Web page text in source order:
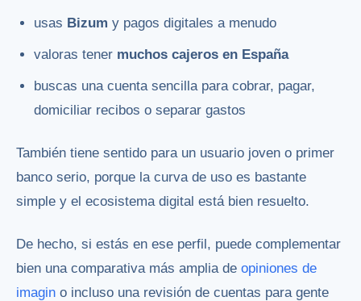
usas Bizum y pagos digitales a menudo
valoras tener muchos cajeros en España
buscas una cuenta sencilla para cobrar, pagar,
domiciliar recibos o separar gastos
También tiene sentido para un usuario joven o primer
banco serio, porque la curva de uso es bastante
simple y el ecosistema digital está bien resuelto.
De hecho, si estás en ese perfil, puede complementar
bien una comparativa más amplia de opiniones de
imagin o incluso una revisión de cuentas para gente